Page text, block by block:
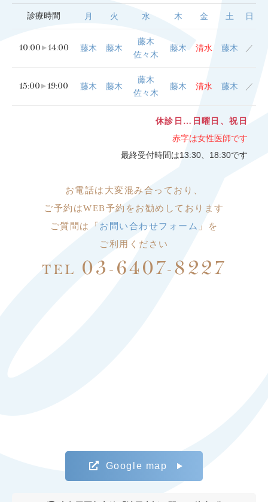
診療時間 月 火 水 木 金 土 日
10:00 14:00 藤木 藤木
藤木
佐々木
藤木 清水 藤木 ／
15:00 19:00 藤木 藤木
藤木
佐々木
藤木 清水 藤木 ／
休診日…日曜日、祝日
赤字は女性医師です
最終受付時間は13:30、18:30です
お電話は大変混み合っており、
ご予約はWEB予約をお勧めしております
ご質問は「 お問い合わせフォーム 」を
ご利用ください
TEL 03-6407-8227
Google map